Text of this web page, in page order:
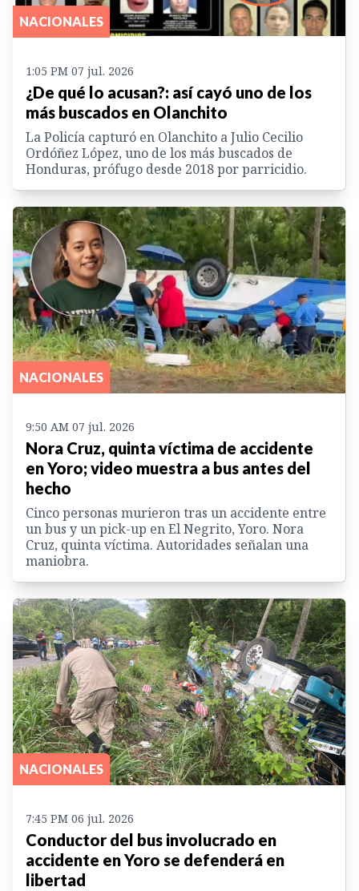
NACIONALES
1:05 PM 07 jul. 2026
¿De qué lo acusan?: así cayó uno de los
más buscados en Olanchito
La Policía capturó en Olanchito a Julio Cecilio
Ordóñez López, uno de los más buscados de
Honduras, prófugo desde 2018 por parricidio.
NACIONALES
9:50 AM 07 jul. 2026
Nora Cruz, quinta víctima de accidente
en Yoro; video muestra a bus antes del
hecho
Cinco personas murieron tras un accidente entre
un bus y un pick-up en El Negrito, Yoro. Nora
Cruz, quinta víctima. Autoridades señalan una
maniobra.
NACIONALES
7:45 PM 06 jul. 2026
Conductor del bus involucrado en
accidente en Yoro se defenderá en
libertad